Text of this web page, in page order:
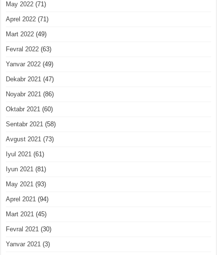
May 2022 (71)
Aprel 2022 (71)
Mart 2022 (49)
Fevral 2022 (63)
Yanvar 2022 (49)
Dekabr 2021 (47)
Noyabr 2021 (86)
Oktabr 2021 (60)
Sentabr 2021 (58)
Avgust 2021 (73)
Iyul 2021 (61)
Iyun 2021 (81)
May 2021 (93)
Aprel 2021 (94)
Mart 2021 (45)
Fevral 2021 (30)
Yanvar 2021 (3)